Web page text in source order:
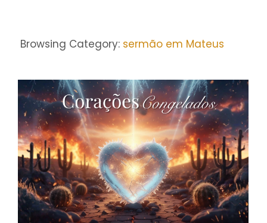
Browsing Category: sermão em Mateus